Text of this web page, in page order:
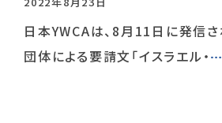
日本YWCAは、8月11日に発信
団体による要請文「イスラエル・